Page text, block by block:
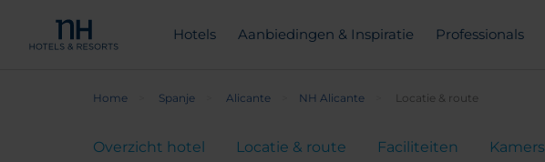
Hotels Aanbiedingen & Inspiratie Professionals
Home Spanje Alicante NH Alicante Locatie & route
Overzicht hotel Locatie & route Faciliteiten Kamers